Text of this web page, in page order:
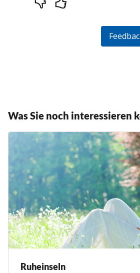
Was Sie noch interessieren
Ruheinseln